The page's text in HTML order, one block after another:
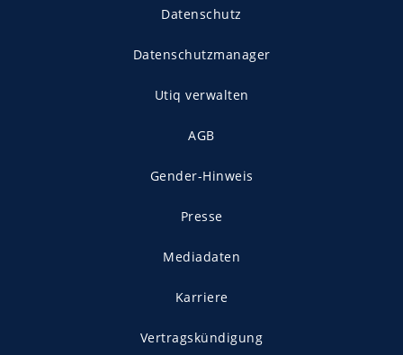
Datenschutz
Datenschutzmanager
Utiq verwalten
AGB
Gender-Hinweis
Presse
Mediadaten
Karriere
Vertragskündigung